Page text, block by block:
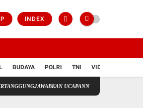
INDEX
BUDAYA POLRI TNI VIDIO
UCAPANNYA DI DUNIA PERS